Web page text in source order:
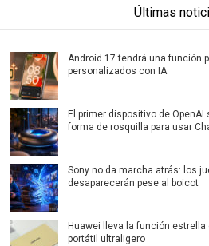
Últimas
Android 17 tendrá una función
personalizados con IA
El primer dispositivo de
forma de rosquilla para usar
Sony no da marcha atrás: los
desaparecerán pese al boicot
Huawei lleva la función estrella
portátil ultraligero